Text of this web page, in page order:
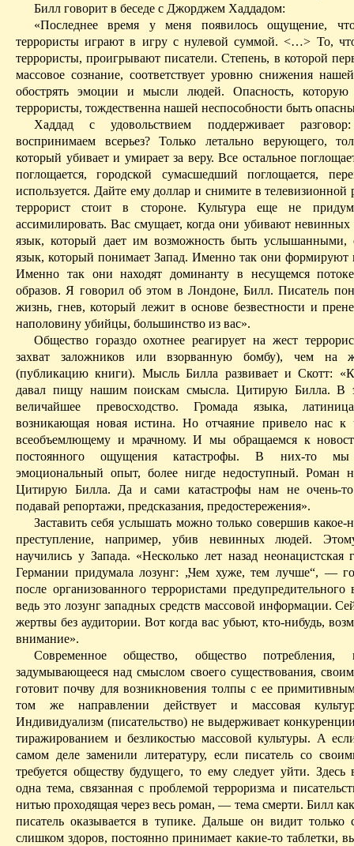
Билл говорит в беседе с Джорджем Хаддадом:
«Последнее время у меня появилось ощущение,
террористы играют в игру с нулевой суммой. <…> То,
террористы, проигрывают писатели. Степень, в которой
массовое сознание, соответствует уровню снижения
обострять эмоции и мысли людей. Опасность, которую
террористы, тождественна нашей неспособности быть
Хаддадс удовольствием поддерживает
воспринимаем всерьез? Только летально верующего,
который убивает и умирает за веру. Все остальное
поглощается, городской сумасшедший поглощается,
используется. Дайте ему доллар и снимите в
террорист стоит в стороне. Культура еще не
ассимилировать. Вас смущает, когда они убивают
язык, который дает им возможность быть услышанными,
язык, который понимает Запад. Именно так они формируют
Именно так они находят доминанту в несущемся
образов. Я говорил об этом в Лондоне, Билл. Писатель
жизнь, гнев, который лежит в основе безвестности и
наполовину убийцы, большинство из вас».
Общество гораздо охотнее реагирует на жест
захват заложников или взорванную бомбу), чем на
(публикацию книги). Мысль Билла развивает и Скотт:
давал пищу нашим поискам смысла. Цитирую Билла. В
величайшее превосходство. Громада языка,
возникающая новая истина. Но отчаяние привело нас
всеобъемлющему и мрачному. И мы обращаемся к
постоянного ощущения катастрофы. В них-то
эмоциональный опыт, более нигде недоступный. Роман
Цитирую Билла. Да и сами катастрофы нам не очень-
подавай репортажи, предсказания, предостережения».
Заставить себя услышать можно только совершив какое-
преступление, например, убив невинных людей.
научились у Запада. «Несколько лет назад неонацистская
Германии придумала лозунг: „Чем хуже, тем лучше“, —
после организованного террористами
ведь это лозунг западных средств массовой информации.
жертвы без аудитории. Вот когда вас убьют, кто-нибудь,
внимание».
Современное общество, общество потребления,
задумывающе­еся над смыслом своего существования,
готовит почву для возникновения толпы с ее
том же направлении действует и массовая
Индивидуализм (писательство) не выдерживает
тиражированием и безликостью массовой культуры. А
самом деле заменили литературу, если писатель со
требуется обществу будущего, то ему следует уйти. Здесь
одна тема, связанная с проблемой терроризма и
нитью проходящая через весь роман, — тема смерти. Билл
писатель оказывается в тупике. Дальше он видит только
слишком здоров, постоянно принимает какие-то таблетки,